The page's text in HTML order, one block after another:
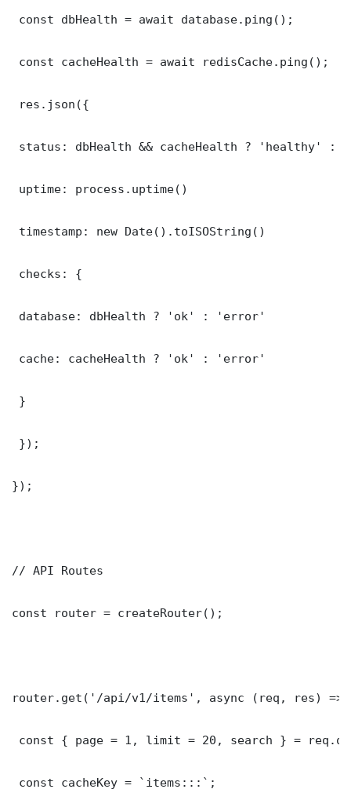
const dbHealth = await database.ping();
const cacheHealth = await redisCache.ping();
res.json({
status: dbHealth && cacheHealth ? 'healthy' :
uptime: process.uptime()
timestamp: new Date().toISOString()
checks: {
database: dbHealth ? 'ok' : 'error'
cache: cacheHealth ? 'ok' : 'error'
}
});
});
// API Routes
const router = createRouter();
router.get('/api/v1/items', async (req, res) =>
const { page = 1, limit = 20, search } =
const cacheKey = `items:::`;